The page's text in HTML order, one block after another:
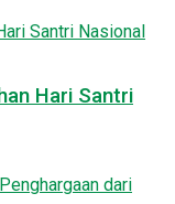
Hari Santri